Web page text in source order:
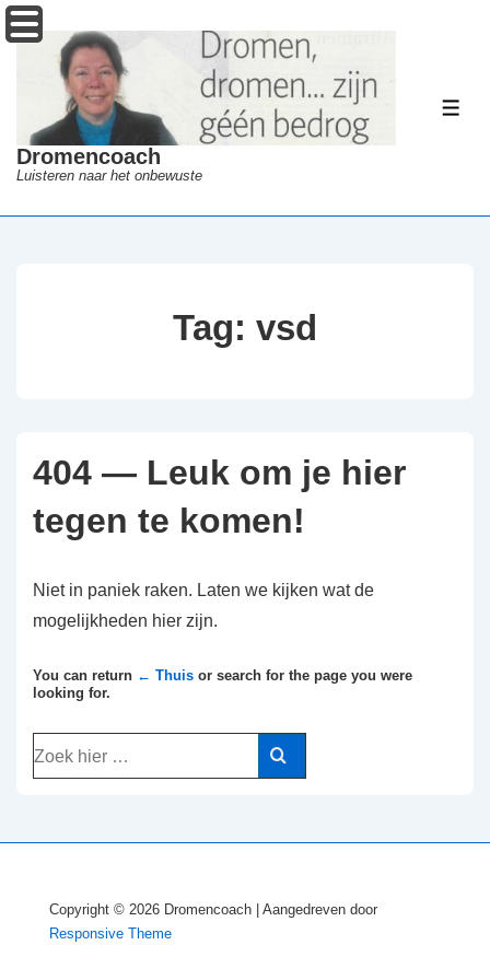
↓
Doorgaan
hoofdinhoud
Dromencoach
Luisteren naar het onbewuste
Tag: vsd
404 — Leuk om je hier
tegen te komen!
Niet in paniek raken. Laten we kijken wat de
mogelijkheden hier zijn.
You can return ← Thuis or search for the page you were
looking for.
Zoek
naar:
Copyright © 2026 Dromencoach
| Aangedreven door
Responsive Theme
Menu